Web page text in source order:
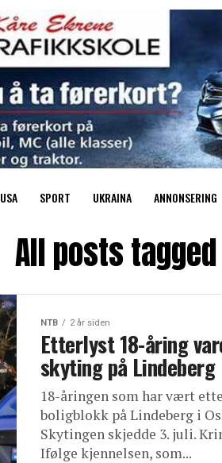
USA SPORT UKRAINA ANNONSERING
All posts
NTB 2 år siden
Etterlyst 18-åring
skyting på Lindeberg
18-åringen som har vært
boligblokk på Lindeberg i
Skytingen skjedde 3. juli.
Ifølge kjennelsen, som...